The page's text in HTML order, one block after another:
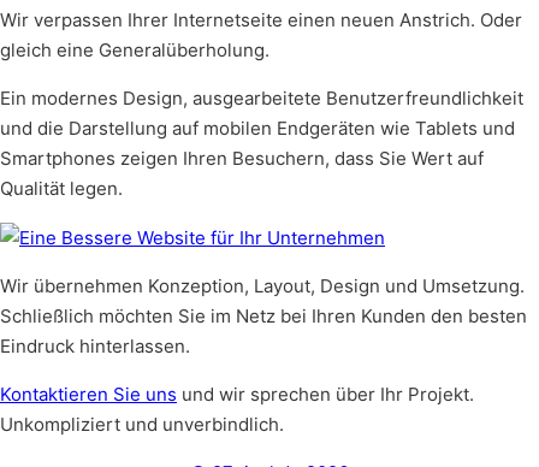
Wir verpassen Ihrer Internetseite einen neuen Anstrich. Oder
gleich eine Generalüberholung.
Ein modernes Design, ausgearbeitete Benutzerfreundlichkeit
und die Darstellung auf mobilen Endgeräten wie Tablets und
Smartphones zeigen Ihren Besuchern, dass Sie Wert auf
Qualität legen.
Wir übernehmen Konzeption, Layout, Design und Umsetzung.
Schließlich möchten Sie im Netz bei Ihren Kunden den besten
Eindruck hinterlassen.
Kontaktieren Sie uns und wir sprechen über Ihr Projekt.
Unkompliziert und unverbindlich.